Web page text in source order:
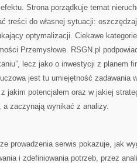
Strona porządkuje temat
treści do własnej sytuacji:
optymalizacji. Ciekawe
Przemysłowe. RSGN.pl
lecz jako o inwestycji z planem
jest tu umiejętność zadawania
jakim potencjałem oraz w jakiej
a zaczynają wynikać z analizy.
prowadzenia serwis pokazuje, jak
i zdefiniowania potrzeb, przez